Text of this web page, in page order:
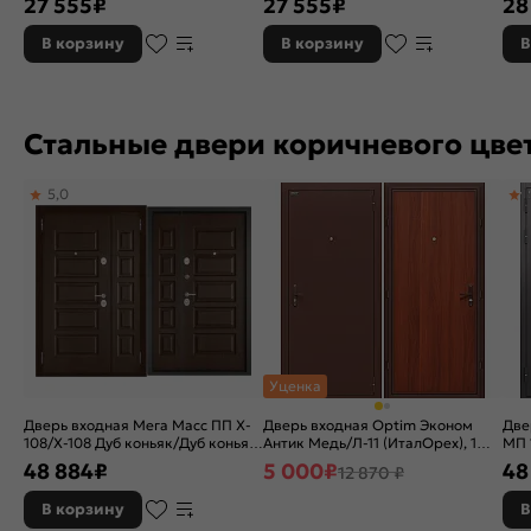
27 555₽
В корзину
ночной задвижкой
27 555₽
В корзину
Стальные двери коричневого
Дверь входная Мега Масс ПП X-
108/X-108 Дуб коньяк/Дуб коньяк,
2 замка, с ночной задвижкой
5,0
48 884₽
В корзину
Уценка
Дверь входная Optim Эконом
Антик Медь/Л-11 (ИталОрех), 1
замок
5 000₽12 870 ₽
МП